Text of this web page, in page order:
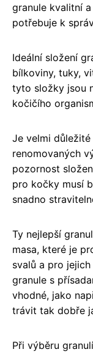
granule kvalitní
potřebuje k
Ideální složení
bílkoviny, tuky,
tyto složky jsou
kočičího
Je velmi
renomovaných
pozornost
pro kočky musí
snadno
Ty nejlepší
masa, které je
svalů a pro
granule s
vhodné, jako
trávit tak dobře
Při výběru